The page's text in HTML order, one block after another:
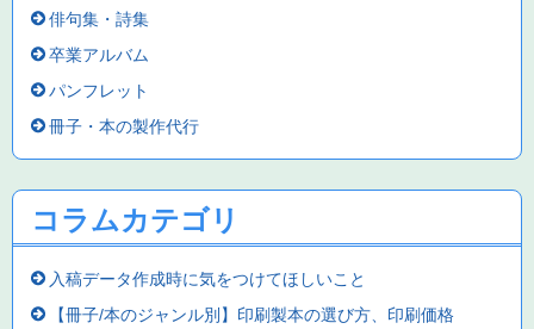
俳句集・詩集
卒業アルバム
パンフレット
冊子・本の製作代行
コラムカテゴリ
入稿データ作成時に気をつけてほしいこと
【冊子/本のジャンル別】印刷製本の選び方、印刷価格